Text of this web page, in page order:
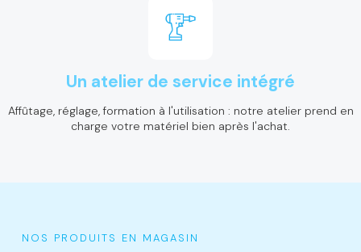
Un atelier de service intégré
Affûtage, réglage, formation à l'utilisation : notre atelier prend en
charge votre matériel bien après l'achat.
NOS PRODUITS EN MAGASIN